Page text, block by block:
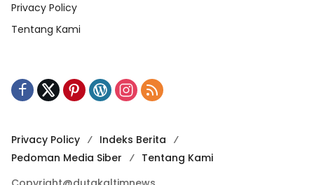
Privacy Policy
Tentang Kami
Privacy Policy
Indeks Berita
Pedoman Media Siber
Tentang Kami